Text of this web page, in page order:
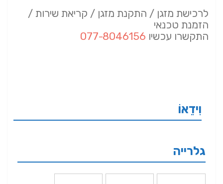
לרכישת מזגן / התקנת מזגן / קריאת שירות /
הזמנת טכנאי
התקשרו עכשיו 077-8046156
וִידֵאוֹ
גלרייה